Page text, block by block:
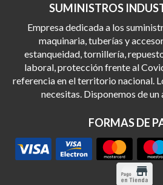
SUMINISTROS
Empresa dedicada a los
maquinaria, tuberías y
estanqueidad, tornillería,
laboral, protección frente al
referencia en el territorio nacional.
necesitas. Disponemos de
FORMAS DE